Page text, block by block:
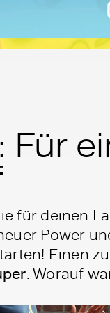
für deinen
Power
Einen
. Worauf